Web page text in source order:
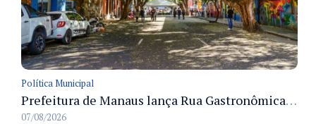
Política Municipal
Prefeitura de Manaus lança Rua Gastronômica preservando as 17 árvores da Ferreira Pena no Centro
07/08/2026